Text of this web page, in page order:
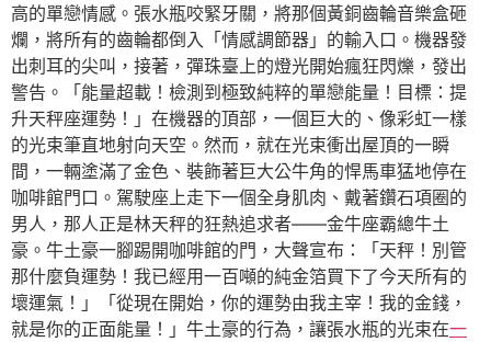
高的單戀情感。張水瓶咬緊牙關，將那個黃銅齒輪音樂盒砸
爛，將所有的齒輪都倒入「情感調節器」的輸入口。機器發
出刺耳的尖叫，接著，彈珠臺上的燈光開始瘋狂閃爍，發出
警告。「能量超載！檢測到極致純粹的單戀能量！目標：提
升天秤座運勢！」在機器的頂部，一個巨大的、像彩虹一樣
的光束筆直地射向天空。然而，就在光束衝出屋頂的一瞬
間，一輛塗滿了金色、裝飾著巨大公牛角的悍馬車猛地停在
咖啡館門口。駕駛座上走下一個全身肌肉、戴著鑽石項圈的
男人，那人正是林天秤的狂熱追求者——金牛座霸總牛土
豪。牛土豪一腳踢開咖啡館的門，大聲宣布：「天秤！別管
那什麼負運勢！我已經用一百噸的純金箔買下了今天所有的
壞運氣！」「從現在開始，你的運勢由我主宰！我的金錢，
就是你的正面能量！」牛土豪的行為，讓張水瓶的光束在一